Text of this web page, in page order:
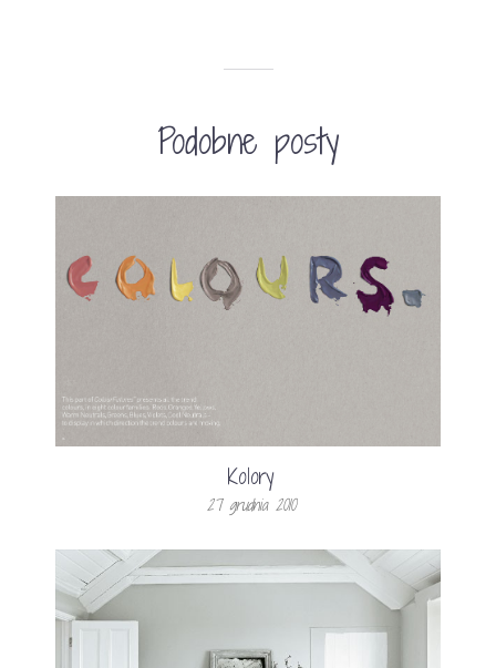
Podobne posty
Kolory
27 grudnia 2010